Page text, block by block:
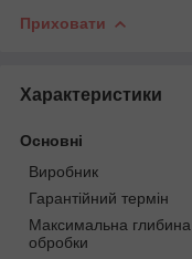
Приховати
Характеристики
Основні
Виробник
Гарантійний термін
Максимальна глибина
обробки